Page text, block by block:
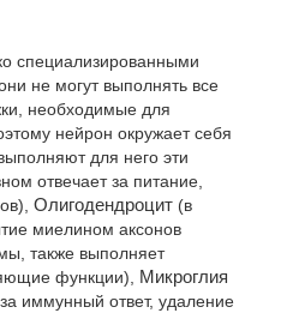
специализированными
не могут выполнять все
необходимые для
нейрон окружает себя
для него эти
отвечает за питание,
Олигодендроцит (в
миелином аксонов
также выполняет
функции), Микроглия
иммунный ответ, удаление